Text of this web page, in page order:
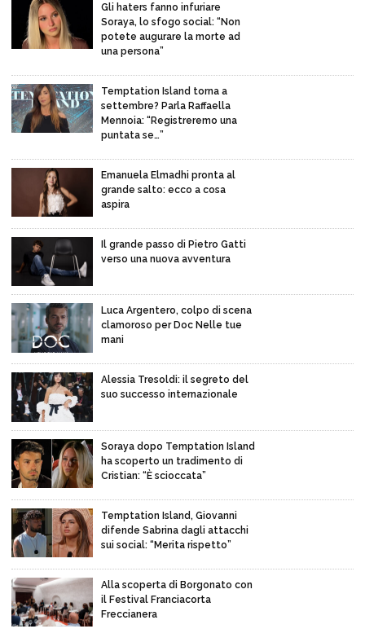
Gli haters fanno infuriare
Soraya, lo sfogo social: “Non
potete augurare la morte ad
una persona”
Temptation Island torna a
settembre? Parla Raffaella
Mennoia: “Registreremo una
puntata se…”
Emanuela Elmadhi pronta al
grande salto: ecco a cosa
aspira
Il grande passo di Pietro Gatti
verso una nuova avventura
Luca Argentero, colpo di scena
clamoroso per Doc Nelle tue
mani
Alessia Tresoldi: il segreto del
suo successo internazionale
Soraya dopo Temptation Island
ha scoperto un tradimento di
Cristian: “È scioccata”
Temptation Island, Giovanni
difende Sabrina dagli attacchi
sui social: “Merita rispetto”
Alla scoperta di Borgonato con
il Festival Franciacorta
Freccianera